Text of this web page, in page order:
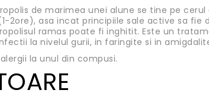
de marimea unei alune se tine pe cerul
2ore), asa incat principiile sale active sa fie
ramas poate fi inghitit. Este un
la nivelul gurii, in faringite si in
la unul din compusi.